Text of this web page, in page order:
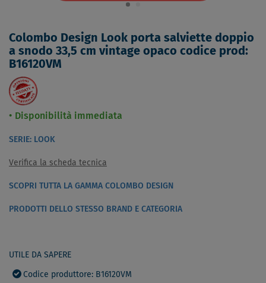
Colombo Design Look porta salviette doppio
a snodo 33,5 cm vintage opaco codice prod:
B16120VM
Disponibilità immediata
SERIE: LOOK
Verifica la scheda tecnica
SCOPRI TUTTA LA GAMMA COLOMBO DESIGN
PRODOTTI DELLO STESSO BRAND E CATEGORIA
UTILE DA SAPERE
Codice produttore: B16120VM